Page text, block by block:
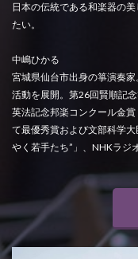
日本の伝統である和楽器の
たい。
中嶋ひかる
宮城県仙台市出身の箏演奏
活動を展開。第26回賢順記
英法記念邦楽コンクール金
て最優秀賞および文部科学
やく若手たち”」、NHKラジ